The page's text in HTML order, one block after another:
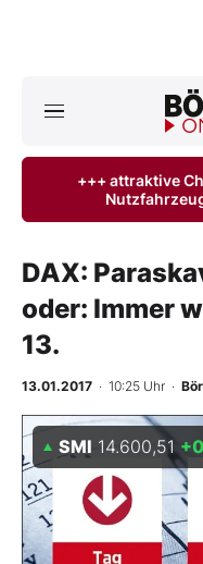
Anlageprodukte
Finanz-Check
Abo & Shop
Experten
Mein B:O
Mein Konto
+++ attraktive
DAX:
oder: Immer
13.
13.01.2017 · 10:25 Uhr ·
SMI 14.600,51